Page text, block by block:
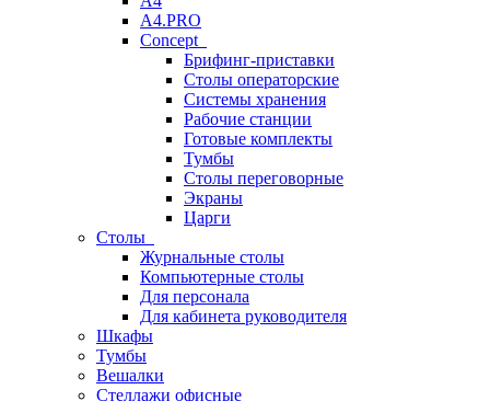
A4.PRO
Concept
Брифинг-приставки
Столы операторские
Системы хранения
Рабочие станции
Готовые комплекты
Тумбы
Столы переговорные
Экраны
Царги
Столы
Журнальные столы
Компьютерные столы
Для персонала
Для кабинета руководителя
Шкафы
Тумбы
Вешалки
Стеллажи офисные